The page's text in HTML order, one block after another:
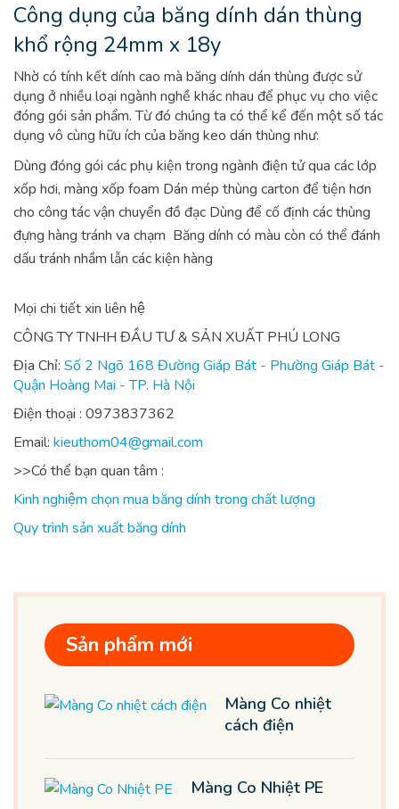
Công dụng của băng dính dán thùng
khổ rộng 24mm x 18y
Nhờ có tính kết dính cao mà băng dính dán thùng được sử
dụng ở nhiều loại ngành nghề khác nhau để phục vụ cho việc
đóng gói sản phẩm. Từ đó chúng ta có thể kể đến một số tác
dụng vô cùng hữu ích của băng keo dán thùng như:
Dùng đóng gói các phụ kiện trong ngành điện tử qua các lớp
xốp hơi, màng xốp foam Dán mép thùng carton để tiện hơn
cho công tác vận chuyển đồ đạc Dùng để cố định các thùng
đựng hàng tránh va chạm Băng dính có màu còn có thể đánh
dấu tránh nhầm lẫn các kiện hàng
Mọi chi tiết xin liên hệ
CÔNG TY TNHH ĐẦU TƯ & SẢN XUẤT PHÚ LONG
Địa Chỉ: Số 2 Ngõ 168 Đường Giáp Bát - Phường Giáp Bát -
Quận Hoàng Mai - TP. Hà Nội
Điện thoại : 0973837362
Email: kieuthom04@gmail.com
>>Có thể bạn quan tâm :
Kinh nghiệm chọn mua băng dính trong chất lượng
Quy trình sản xuất băng dính
Sản phẩm mới
Màng Co nhiệt
cách điện
Màng Co Nhiệt PE